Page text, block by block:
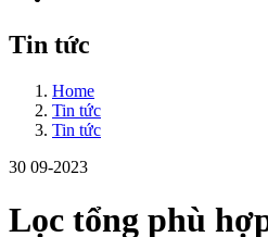
Tin tức
Home
Tin tức
Tin tức
30 09-2023
Lọc tổng phù